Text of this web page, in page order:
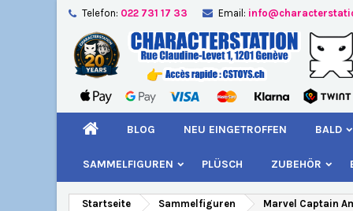
Telefon: 022 731 17 33 Email:
BLOG NEU EINGETROFFEN BALD
SAMMELFIGUREN PLÜSCH ZUBEHÖR
Startseite Sammelfiguren Marvel Captain